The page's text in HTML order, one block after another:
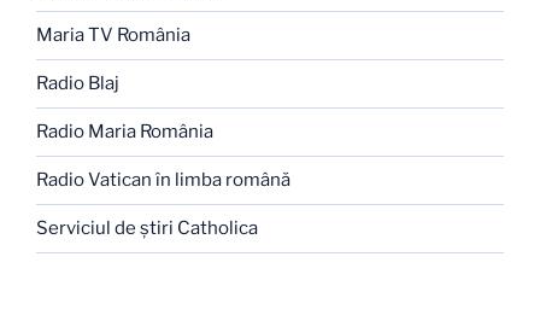
Maria TV România
Radio Blaj
Radio Maria România
Radio Vatican în limba română
Serviciul de ştiri Catholica